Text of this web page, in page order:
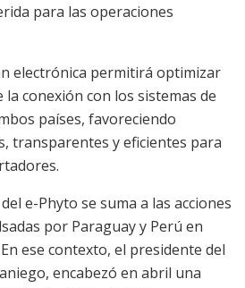
para las operaciones
electrónica permitirá optimizar
conexión con los sistemas de
países, favoreciendo
transparentes y eficientes para
e-Phyto se suma a las acciones
por Paraguay y Perú en
ese contexto, el presidente del
encabezó en abril una